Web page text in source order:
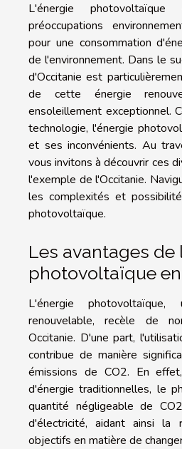
L'énergie
préoccupations
pour une consommation
de l'environnement. Dans le
d'Occitanie est
de cette énergie
ensoleillement exceptionnel.
technologie, l'énergie
et ses inconvénients. Au
vous invitons à découvrir ces
l'exemple de l'Occitanie.
les complexités et
photovoltaïque.
Les avantages de
photovoltaïque
L'énergie
renouvelable, recèle de
Occitanie. D'une part,
contribue de manière
émissions de CO2. En
d'énergie traditionnelles, le
quantité négligeable de
d'électricité, aidant ainsi la
objectifs en matière de